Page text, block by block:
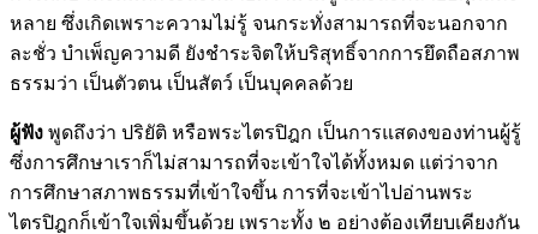
หลาย ซึ่งเกิดเพราะความไม่รู้ จนกระทั่งสามารถที่จะนอกจาก
ละชั่ว บำเพ็ญความดี ยังชำระจิตให้บริสุทธิ์จากการยึดถือสภาพ
ธรรมว่า เป็นตัวตน เป็นสัตว์ เป็นบุคคลด้วย
ผู้ฟัง พูดถึงว่า ปริยัติ หรือพระไตรปิฎก เป็นการแสดงของท่านผู้รู้
ซึ่งการศึกษาเราก็ไม่สามารถที่จะเข้าใจได้ทั้งหมด แต่ว่าจาก
การศึกษาสภาพธรรมที่เข้าใจขึ้น การที่จะเข้าไปอ่านพระ
ไตรปิฎกก็เข้าใจเพิ่มขึ้นด้วย เพราะทั้ง ๒ อย่างต้องเทียบเคียงกัน